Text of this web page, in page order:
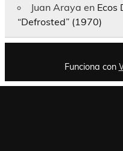
Juan Araya en Ecos
“Defrosted” (1970)
Funciona con